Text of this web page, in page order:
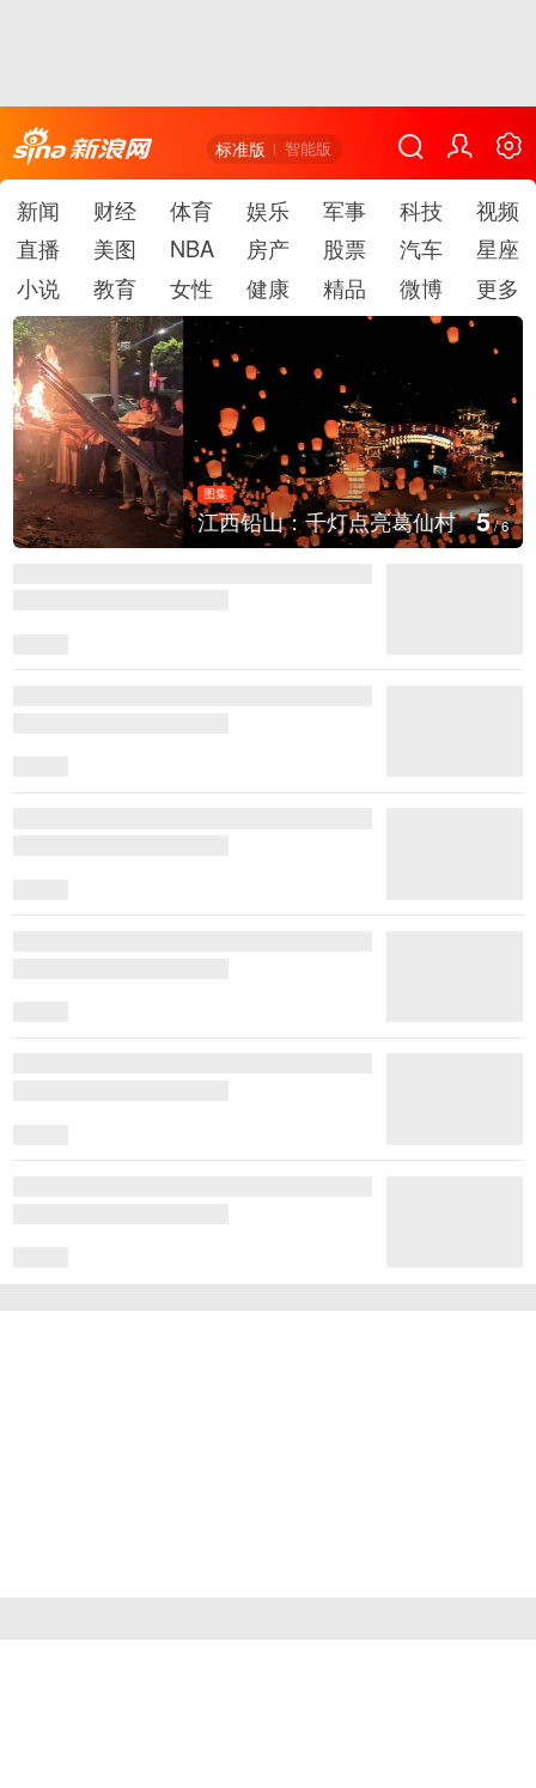
标准版 智能版
新闻 财经 体育 娱乐 军事 科技
视频
直播
美图 NBA 房产 股票 汽车
星座
小说
教育 女性 健康 精品 微博 更多
图集
江西铅山：千灯点亮葛仙村 5/6